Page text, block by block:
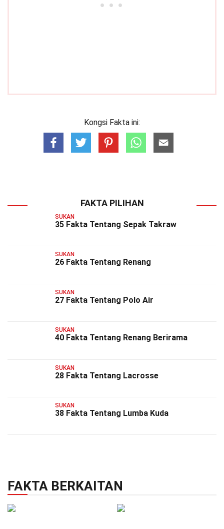
Kongsi Fakta ini:
FAKTA PILIHAN
SUKAN
35 Fakta Tentang Sepak Takraw
SUKAN
26 Fakta Tentang Renang
SUKAN
27 Fakta Tentang Polo Air
SUKAN
40 Fakta Tentang Renang Berirama
SUKAN
28 Fakta Tentang Lacrosse
SUKAN
38 Fakta Tentang Lumba Kuda
FAKTA BERKAITAN